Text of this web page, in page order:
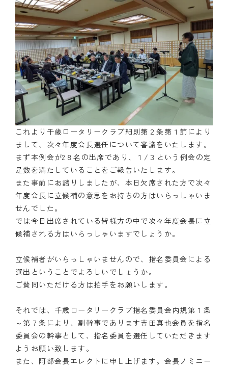
これより千歳ロータリークラブ細則第２条第１節により
まして、次々年度会長選任について審議をいたします。
まず本例会が2８名の出席であり、１/３という例会の定
足数を満たしていることをご報告いたします。
また事前にお諮りしましたが、本日欠席された方で次々
年度会長に立候補の意思をお持ちの方はいらっしゃいま
せんでした。
では今日出席されている皆様方の中で次々年度会長に立
候補される方はいらっしゃいますでしょうか。
立候補者がいらっしゃいませんので、指名委員会による
選出ということでよろしいでしょうか。
ご賛同いただける方は拍手をお願いします。
それでは、千歳ロータリークラブ指名委員会内規第１条
～第７条により、副幹事であります吉田真也会員を指名
委員会の幹事として、指名委員を選任していただきます
ようお願い致します。
また、阿部会長エレクトに申し上げます。会長ノミニー